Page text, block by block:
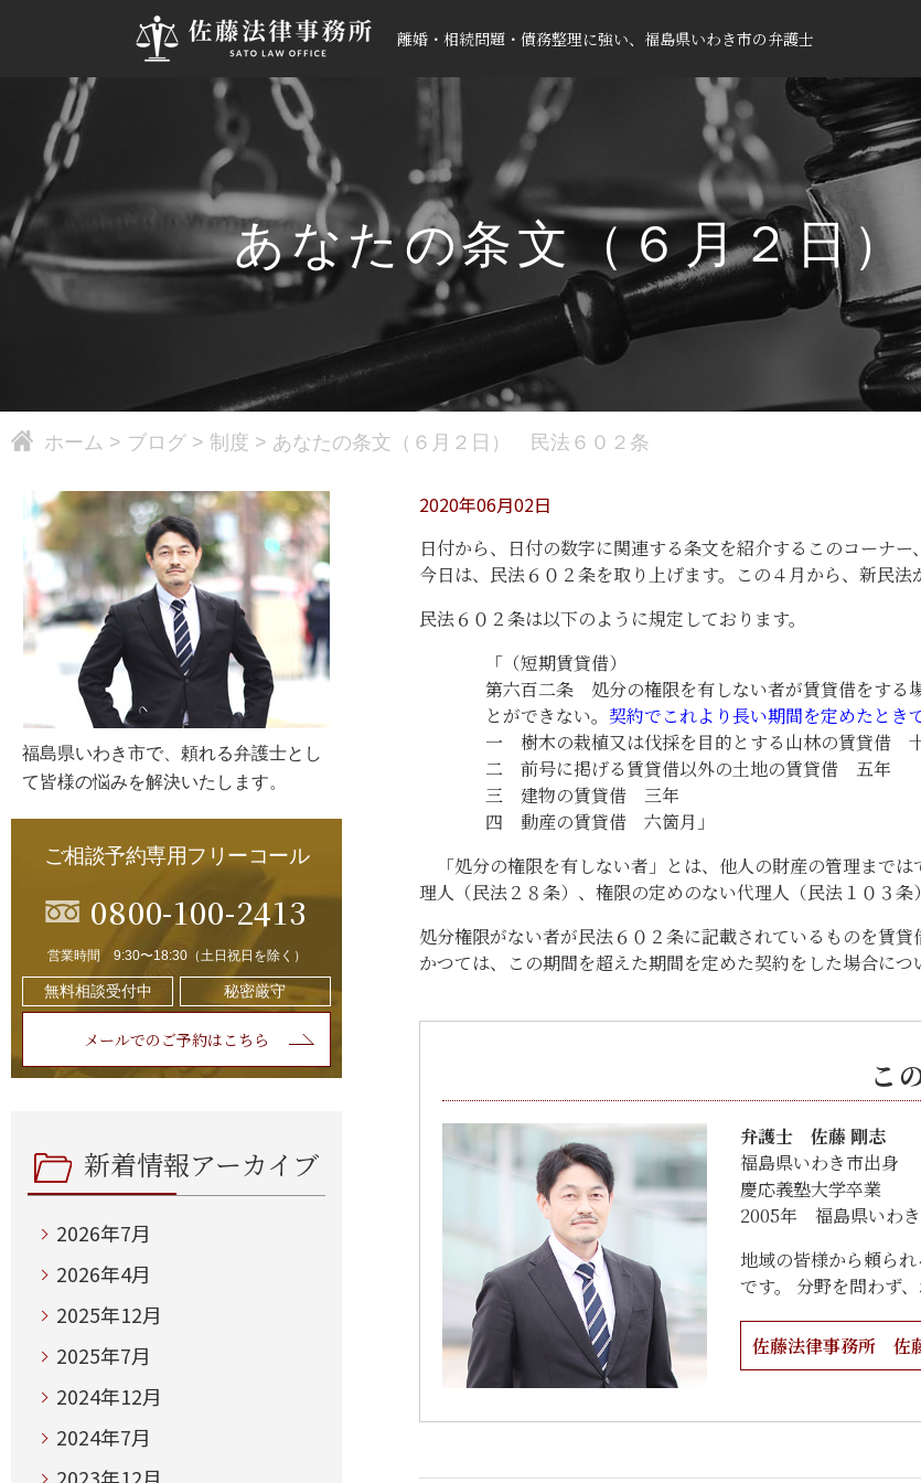
離婚・相続問題・債務整理に強い、福島県いわき市の弁護士
あなたの条文（６月２日
ホーム > ブログ > 制度 > あなたの条文（６月２日） 民法６０２条
福島県いわき市で、頼れる弁護士とし
て皆様の悩みを解決いたします。
ご相談予約専用フリーコール
0800-100-2413
営業時間 9:30〜18:30（土日祝日を除く）
無料相談受付中 秘密厳守
メールでのご予約はこちら
新着情報アーカイブ
2026年7月
2026年4月
2025年12月
2025年7月
2024年12月
2024年7月
2020年06月02日
日付から、日付の数字に関連する条文を紹介するこのコーナ
今日は、民法６０２条を取り上げます。この４月から、新民
民法６０２条は以下のように規定しております。
「（短期賃貸借）
第六百二条 処分の権限を有しない者が賃貸借をする
とができない。 契約でこれより長い期間を定めたとき
一 樹木の栽植又は伐採を目的とする山林の賃貸借
二 前号に掲げる賃貸借以外の土地の賃貸借 五年
三 建物の賃貸借 三年
四 動産の賃貸借 六箇月」
「処分の権限を有しない者」とは、他人の財産の管理まで
理人（民法２８条）、権限の定めのない代理人（民法１０３
処分権限がない者が民法６０２条に記載されているものを賃
かつては、この期間を超えた期間を定めた契約をした場合に
こ
弁護士 佐藤 剛志
福島県いわき市出身
慶応義塾大学卒業
2005年 福島県いわ
地域の皆様から頼ら
です。 分野を問わず
佐藤法律事務所 佐